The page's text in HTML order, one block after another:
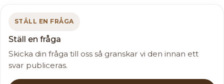
STÄLL EN FRÅGA
Ställ en fråga
Skicka din fråga till oss så granskar vi den innan ett
svar publiceras.